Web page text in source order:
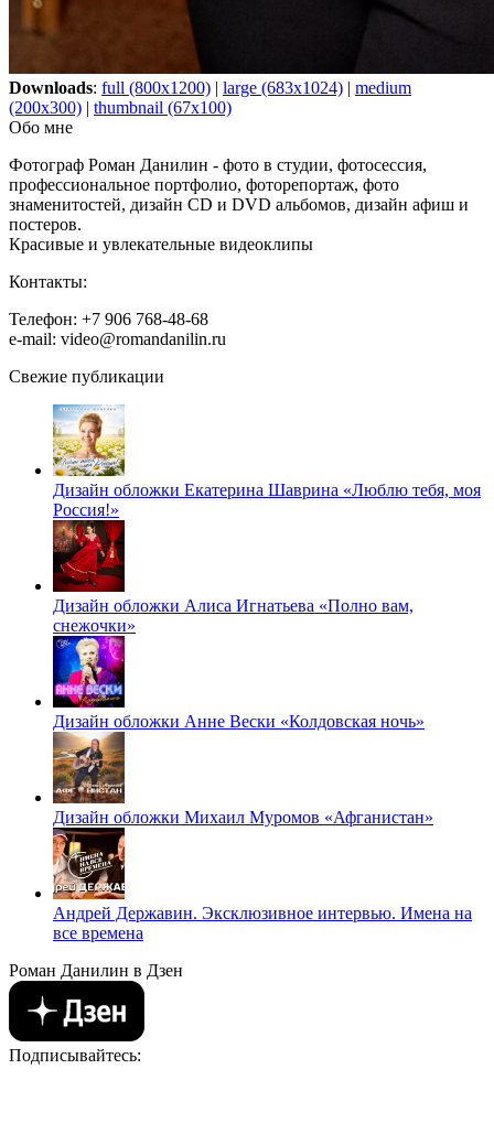
Downloads: full (800x1200) | large (683x1024) | medium
(200x300) | thumbnail (67x100)
Обо мне
Фотограф Роман Данилин - фото в студии, фотосессия,
профессиональное портфолио, фоторепортаж, фото
знаменитостей, дизайн CD и DVD альбомов, дизайн афиш и
постеров.
Красивые и увлекательные видеоклипы
Контакты:
Телефон: +7 906 768-48-68
e-mail: video@romandanilin.ru
Свежие публикации
Дизайн обложки Екатерина Шаврина «Люблю тебя, моя
Россия!»
Дизайн обложки Алиса Игнатьева «Полно вам,
снежочки»
Дизайн обложки Анне Вески «Колдовская ночь»
Дизайн обложки Михаил Муромов «Афганистан»
Андрей Державин. Эксклюзивное интервью. Имена на
все времена
Роман Данилин в Дзен
Подписывайтесь: